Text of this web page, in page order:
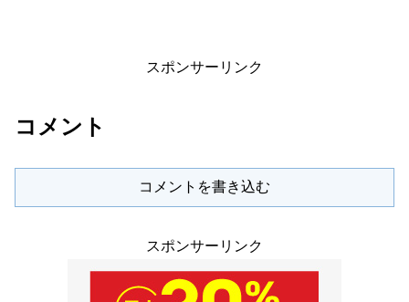
スポンサーリンク
コメント
コメントを書き込む
スポンサーリンク